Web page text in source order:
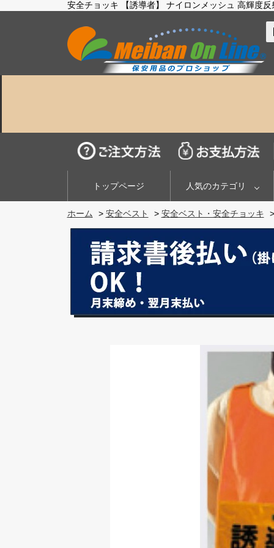
安全チョッキ 【誘導者】 ナイロンメッシュ 高輝度
トップページ 人気のカテゴリ
ホーム > 安全ベスト > 安全ベスト・安全チョッキ